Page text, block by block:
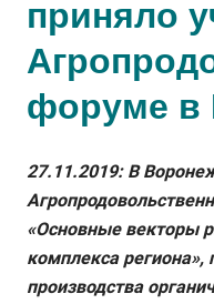
приняло
форуме в
27.11.2019: В
«Основные векторы
комплекса
производства